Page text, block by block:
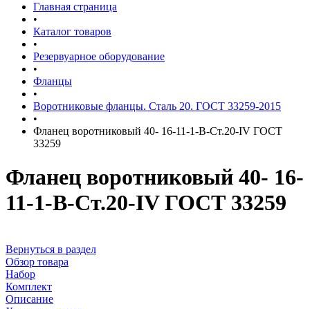
Главная страница
•
Каталог товаров
•
Резервуарное оборудование
•
Фланцы
•
Воротниковые фланцы. Сталь 20. ГОСТ 33259-2015
•
Фланец воротниковый 40- 16-11-1-B-Ст.20-IV ГОСТ
33259
Фланец воротниковый 40- 16-
11-1-B-Ст.20-IV ГОСТ 33259
Вернуться в раздел
Обзор товара
Набор
Комплект
Описание